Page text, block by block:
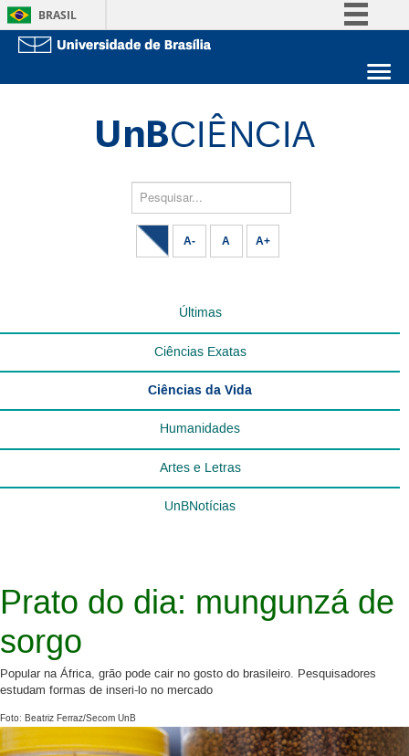
BRASIL
Acesso à informaçãoEstude na UnB
Pesquisar...
A- A A+
Últimas
Ciências Exatas
Ciências da Vida
Humanidades
Artes e Letras
UnBNotícias
Prato do dia: mungunzá de
sorgo
Popular na África, grão pode cair no gosto do brasileiro. Pesquisadores
estudam formas de inseri-lo no mercado
Foto: Beatriz Ferraz/Secom UnB